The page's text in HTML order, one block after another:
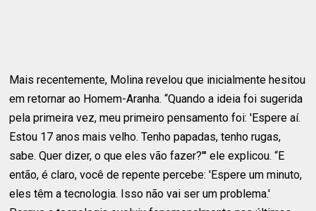
Mais recentemente, Molina revelou que inicialmente hesitou
em retornar ao Homem-Aranha. “Quando a ideia foi sugerida
pela primeira vez, meu primeiro pensamento foi: 'Espere aí.
Estou 17 anos mais velho. Tenho papadas, tenho rugas,
sabe. Quer dizer, o que eles vão fazer?'" ele explicou. “E
então, é claro, você de repente percebe: 'Espere um minuto,
eles têm a tecnologia. Isso não vai ser um problema.'